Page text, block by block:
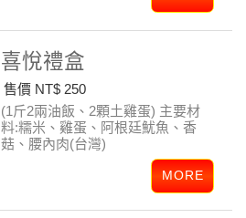
喜悅禮盒
售價 NT$ 250
(1斤2兩油飯、2顆土雞蛋) 主要材
料:糯米、雞蛋、阿根廷魷魚、香
菇、腰內肉(台灣)